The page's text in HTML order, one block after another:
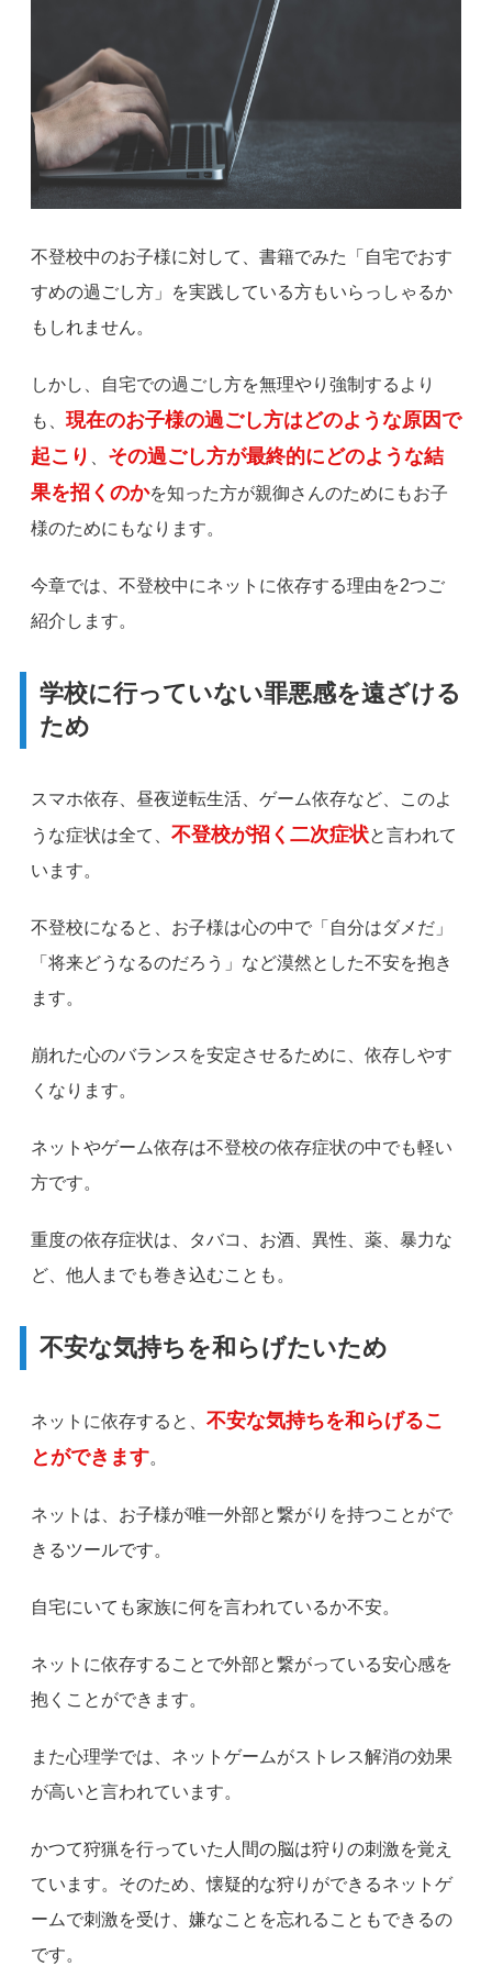
不登校中のお子様に対して、書籍でみた「自宅でおす
すめの過ごし方」を実践している方もいらっしゃるか
もしれません。
しかし、自宅での過ごし方を無理やり強制するより
も、 現在のお子様の過ごし方はどのような原因で
起こり
その過ごし方が最終的にどのような結
果を招くのかを知った方が親御さんのためにもお子
様のためにもなります。
今章では、不登校中にネットに依存する理由を2つご
紹介します。
学校に行っていない罪悪感を遠ざける
ため
スマホ依存、昼夜逆転生活、ゲーム依存など、このよ
うな症状は全て、 不登校が招く二次症状と言われて
います。
不登校になると、お子様は心の中で「自分はダメだ」
「将来どうなるのだろう」など漠然とした不安を抱き
ます。
崩れた心のバランスを安定させるために、依存しやす
くなります。
ネットやゲーム依存は不登校の依存症状の中でも軽い
方です。
重度の依存症状は、タバコ、お酒、異性、薬、暴力な
ど、他人までも巻き込むことも。
不安な気持ちを和らげたいため
ネットに依存すると、 不安な気持ちを和らげるこ
とができます。
ネットは、お子様が唯一外部と繋がりを持つことがで
きるツールです。
自宅にいても家族に何を言われているか不安。
ネットに依存することで外部と繋がっている安心感を
抱くことができます。
また心理学では、ネットゲームがストレス解消の効果
が高いと言われています。
かつて狩猟を行っていた人間の脳は狩りの刺激を覚え
ています。そのため、懐疑的な狩りができるネットゲ
ームで刺激を受け、嫌なことを忘れることもできるの
です。